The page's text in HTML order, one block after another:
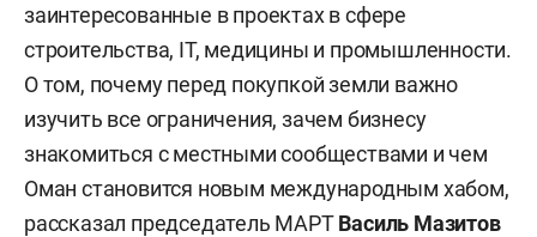
заинтересованные в проектах в сфере
строительства, IT, медицины и промышленности.
О том, почему перед покупкой земли важно
изучить все ограничения, зачем бизнесу
знакомиться с местными сообществами и чем
Оман становится новым международным хабом,
рассказал председатель МАРТВасиль Мазитов